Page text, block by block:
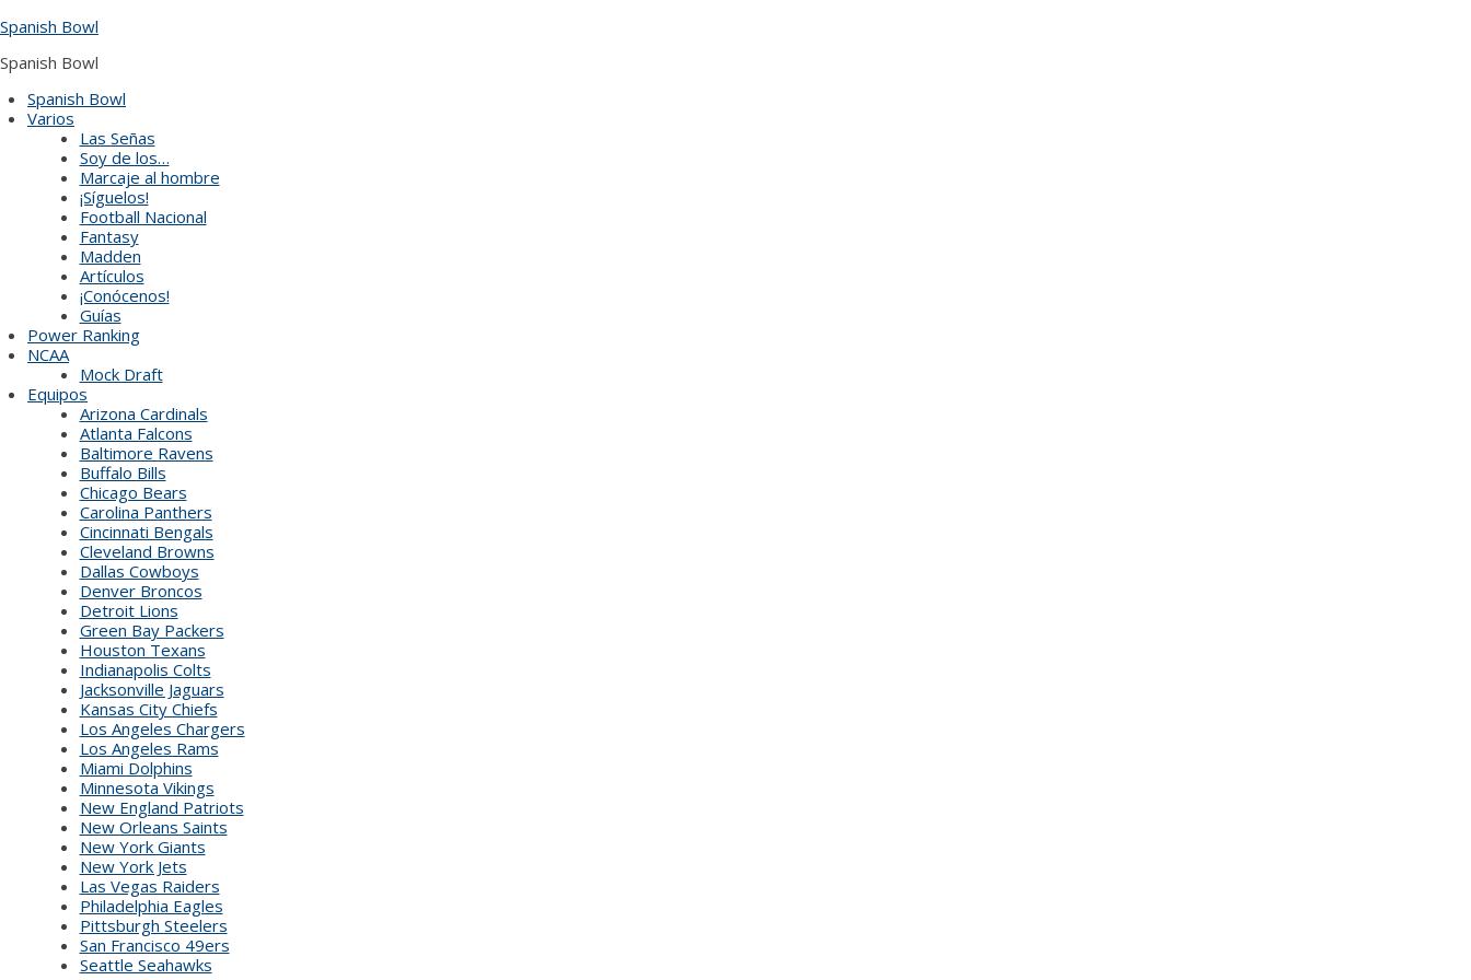
to
Spanish Bowl
Spanish Bowl
Spanish Bowl
Varios
Las Señas
Soy de los…
Marcaje al hombre
¡Síguelos!
Football Nacional
Fantasy
Madden
Artículos
¡Conócenos!
Guías
Power Ranking
NCAA
Mock Draft
Equipos
Arizona Cardinals
Atlanta Falcons
Baltimore Ravens
Buffalo Bills
Chicago Bears
Carolina Panthers
Cincinnati Bengals
Cleveland Browns
Dallas Cowboys
Denver Broncos
Detroit Lions
Green Bay Packers
Houston Texans
Indianapolis Colts
Jacksonville Jaguars
Kansas City Chiefs
Los Angeles Chargers
Los Angeles Rams
Miami Dolphins
Minnesota Vikings
New England Patriots
New Orleans Saints
New York Giants
New York Jets
Las Vegas Raiders
Philadelphia Eagles
Pittsburgh Steelers
San Francisco 49ers
Seattle Seahawks